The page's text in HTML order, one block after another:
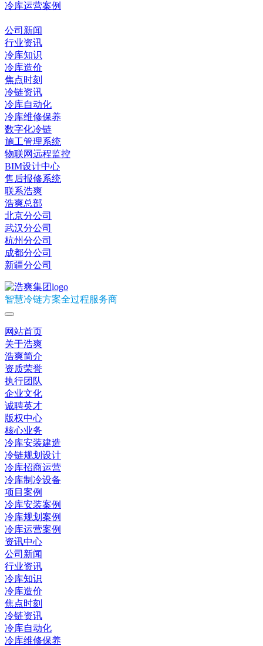
冷库运营案例
公司新闻
行业资讯
冷库知识
冷库造价
焦点时刻
冷链资讯
冷库自动化
冷库维修保养
数字化冷链
施工管理系统
物联网远程监控
BIM设计中心
售后报修系统
联系浩爽
浩爽总部
北京分公司
武汉分公司
杭州分公司
成都分公司
新疆分公司
智慧冷链方案全过程服务商
网站首页
关于浩爽
浩爽简介
资质荣誉
执行团队
企业文化
诚聘英才
版权中心
核心业务
冷库安装建造
冷链规划设计
冷库招商运营
冷库制冷设备
项目案例
冷库安装案例
冷库规划案例
冷库运营案例
资讯中心
公司新闻
行业资讯
冷库知识
冷库造价
焦点时刻
冷链资讯
冷库自动化
冷库维修保养